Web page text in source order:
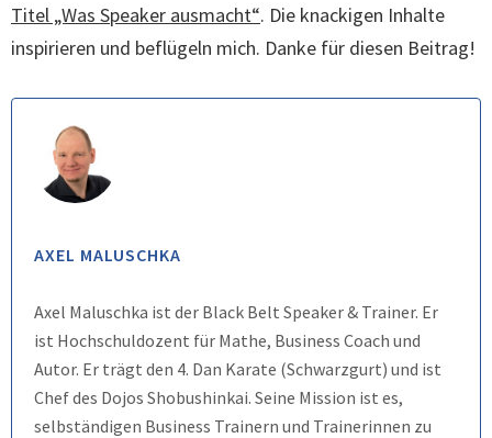
Titel „Was Speaker ausmacht“. Die knackigen Inhalte
inspirieren und beflügeln mich. Danke für diesen Beitrag!
AXEL MALUSCHKA
Axel Maluschka ist der Black Belt Speaker & Trainer. Er
ist Hochschuldozent für Mathe, Business Coach und
Autor. Er trägt den 4. Dan Karate (Schwarzgurt) und ist
Chef des Dojos Shobushinkai. Seine Mission ist es,
selbständigen Business Trainern und Trainerinnen zu